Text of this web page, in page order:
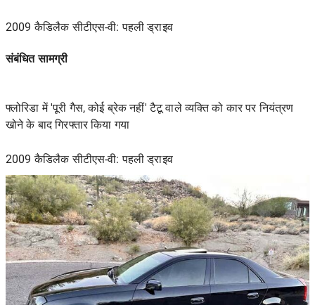
2009 कैडिलैक सीटीएस-वी: पहली ड्राइव
संबंधित सामग्री
फ्लोरिडा में 'पूरी गैस, कोई ब्रेक नहीं' टैटू वाले व्यक्ति को कार पर नियंत्रण
खोने के बाद गिरफ्तार किया गया
2009 कैडिलैक सीटीएस-वी: पहली ड्राइव